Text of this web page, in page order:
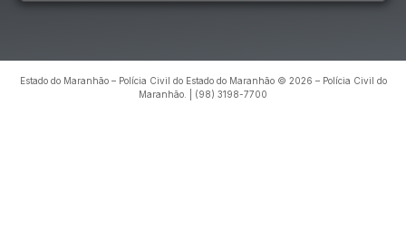
Estado do Maranhão – Polícia Civil do Estado do Maranhão © 2026 – Polícia Civil do
Maranhão. | (98) 3198-7700